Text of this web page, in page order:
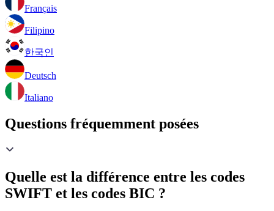
Français
Filipino
한국인
Deutsch
Italiano
Questions fréquemment posées
Quelle est la différence entre les codes
SWIFT et les codes BIC ?